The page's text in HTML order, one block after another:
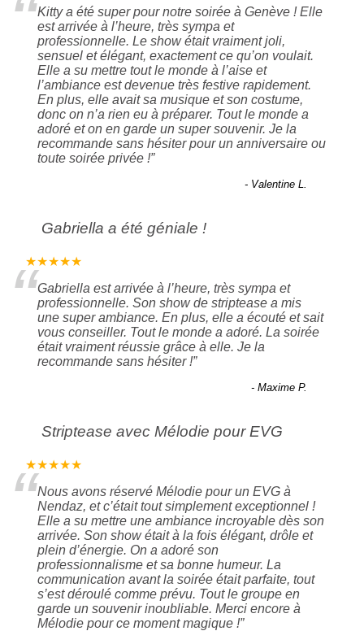
“Kitty a été super pour notre soirée à Genève ! Elle
est arrivée à l’heure, très sympa et
professionnelle. Le show était vraiment joli,
sensuel et élégant, exactement ce qu’on voulait.
Elle a su mettre tout le monde à l’aise et
l’ambiance est devenue très festive rapidement.
En plus, elle avait sa musique et son costume,
donc on n’a rien eu à préparer. Tout le monde a
adoré et on en garde un super souvenir. Je la
recommande sans hésiter pour un anniversaire ou
toute soirée privée !”
- Valentine L.
Gabriella a été géniale !
★★★★★
“Gabriella est arrivée à l’heure, très sympa et
professionnelle. Son show de striptease a mis
une super ambiance. En plus, elle a écouté et sait
vous conseiller. Tout le monde a adoré. La soirée
était vraiment réussie grâce à elle. Je la
recommande sans hésiter !”
- Maxime P.
Striptease avec Mélodie pour EVG
★★★★★
“Nous avons réservé Mélodie pour un EVG à
Nendaz, et c’était tout simplement exceptionnel !
Elle a su mettre une ambiance incroyable dès son
arrivée. Son show était à la fois élégant, drôle et
plein d’énergie. On a adoré son
professionnalisme et sa bonne humeur. La
communication avant la soirée était parfaite, tout
s’est déroulé comme prévu. Tout le groupe en
garde un souvenir inoubliable. Merci encore à
Mélodie pour ce moment magique !”